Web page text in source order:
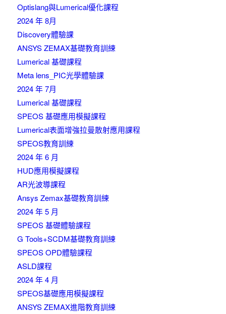
Optislang與Lumerical優化課程
2024 年 8月
Discovery體驗課
ANSYS ZEMAX基礎教育訓練
Lumerical 基礎課程
Meta lens_PIC光學體驗課
2024 年 7月
Lumerical 基礎課程
SPEOS 基礎應用模擬課程
Lumerical表面增強拉曼散射應用課程
SPEOS教育訓練
2024 年 6 月
HUD應用模擬課程
AR光波導課程
Ansys Zemax基礎教育訓練
2024 年 5 月
SPEOS 基礎體驗課程
G Tools+SCDM基礎教育訓練
SPEOS OPD體驗課程
ASLD課程
2024 年 4 月
SPEOS基礎應用模擬課程
ANSYS ZEMAX進階教育訓練